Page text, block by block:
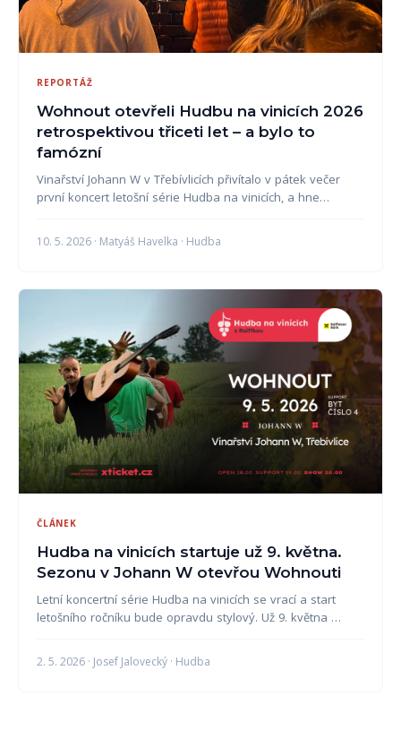
REPORTÁŽ
Wohnout otevřeli Hudbu na vinicích 2026
retrospektivou třiceti let – a bylo to
famózní
Vinařství Johann W v Třebívlicích přivítalo v pátek večer
první koncert letošní série Hudba na vinicích, a hne…
10. 5. 2026 · Matyáš Havelka · Hudba
ČLÁNEK
Hudba na vinicích startuje už 9. května.
Sezonu v Johann W otevřou Wohnouti
Letní koncertní série Hudba na vinicích se vrací a start
letošního ročníku bude opravdu stylový. Už 9. května …
2. 5. 2026 · Josef Jalovecký · Hudba